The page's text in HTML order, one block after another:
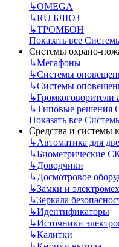
↳OMEGA
↳RU БЛЮЗ
↳ТРОМБОН
Показать все
Системы охрано-
↳Мегафоны
↳Системы
↳Системы
↳Громкоговорители
↳Типовые решения
Показать все
Средства и системы
↳Автоматика для
↳Биометрические
↳Доводчики
↳Досмотровое
↳Замки и
↳Зеркала
↳Идентификаторы
↳Источники
↳Калитки